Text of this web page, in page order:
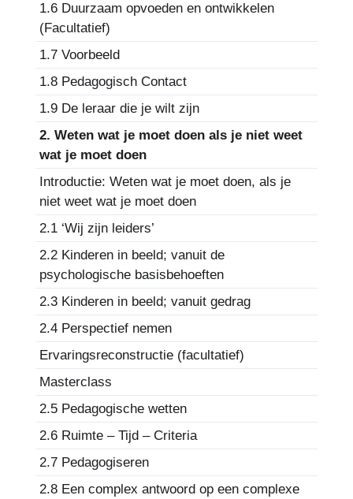
1.6 Duurzaam opvoeden en ontwikkelen
(Facultatief)
1.7 Voorbeeld
1.8 Pedagogisch Contact
1.9 De leraar die je wilt zijn
2. Weten wat je moet doen als je niet weet
wat je moet doen
Introductie: Weten wat je moet doen, als je
niet weet wat je moet doen
2.1 ‘Wij zijn leiders’
2.2 Kinderen in beeld; vanuit de
psychologische basisbehoeften
2.3 Kinderen in beeld; vanuit gedrag
2.4 Perspectief nemen
Ervaringsreconstructie (facultatief)
Masterclass
2.5 Pedagogische wetten
2.6 Ruimte – Tijd – Criteria
2.7 Pedagogiseren
2.8 Een complex antwoord op een complexe